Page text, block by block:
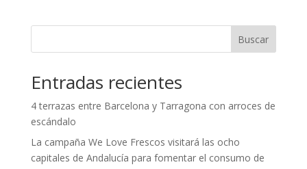
Buscar
Entradas recientes
4 terrazas entre Barcelona y Tarragona con arroces de
escándalo
La campaña We Love Frescos visitará las ocho
capitales de Andalucía para fomentar el consumo de